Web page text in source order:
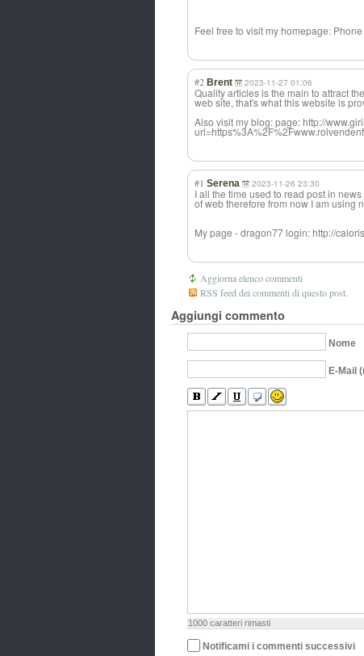
Feel free to visit my homepage:
#2 Brent 2023-11-27 01:06
Quality articles is the main to attract
web site, that's what this website is
Also visit my blog: page: http://
#1 Serena 2023-11-26 23:30
I all the time used to read post in
of web therefore from now I am using
My page - dragon77 login: http://
Aggiorna elenco commenti
RSS feed dei commenti di questo post.
Aggiungi commento
Nome
E-Mail
1000 caratteri rimasti
Notificami i commenti successivi